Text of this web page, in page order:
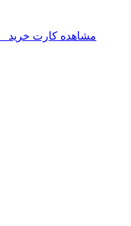
مشاهده کارت خرید